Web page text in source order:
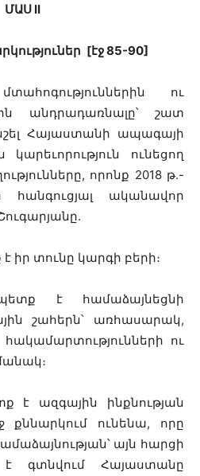
ՄԱՍ II
[էջ 85-90]
ու
անդրադառնալը՝ շատ
Հայաստանի ապագայի
ունեցող
որոնք 2018 թ.-
հանգուցյալ ականավոր
տունը կարգի բերի։
է համաձայնեցնի
շահերն՝ առհասարակ,
ու
է ազգային ինքնության
քննարկում ունենա, որը
այն հարցի
գտնվում Հայաստանը